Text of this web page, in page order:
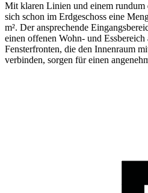
Mit klaren Linien und einem rundum
sich schon im Erdgeschoss eine
m². Der ansprechende
einen offenen Wohn- und
Fensterfronten, die den Innenraum
verbinden, sorgen für einen